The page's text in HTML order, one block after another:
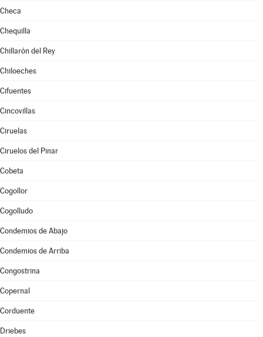
Checa
Chequilla
Chillarón del Rey
Chiloeches
Cifuentes
Cincovillas
Ciruelas
Ciruelos del Pinar
Cobeta
Cogollor
Cogolludo
Condemios de Abajo
Condemios de Arriba
Congostrina
Copernal
Corduente
Driebes